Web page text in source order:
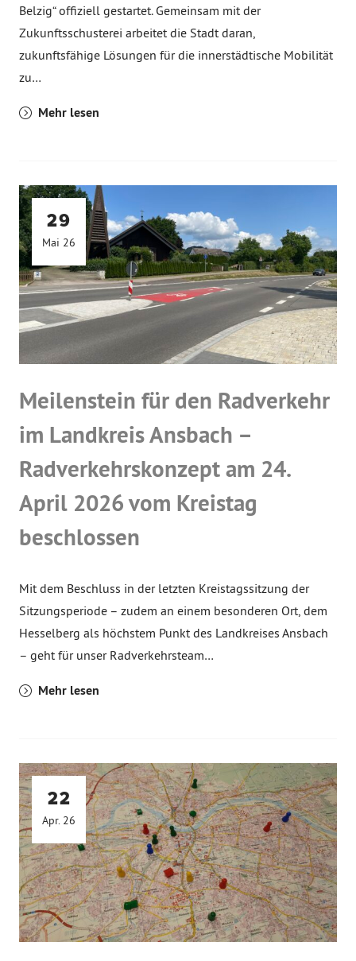
Belzig“ offiziell gestartet. Gemeinsam mit der
Zukunftsschusterei arbeitet die Stadt daran,
zukunftsfähige Lösungen für die innerstädtische Mobilität
zu…
Mehr lesen
29
Mai 26
Meilenstein für den Radverkehr
im Landkreis Ansbach –
Radverkehrskonzept am 24.
April 2026 vom Kreistag
beschlossen
Mit dem Beschluss in der letzten Kreistagssitzung der
Sitzungsperiode – zudem an einem besonderen Ort, dem
Hesselberg als höchstem Punkt des Landkreises Ansbach
– geht für unser Radverkehrsteam…
Mehr lesen
22
Apr. 26